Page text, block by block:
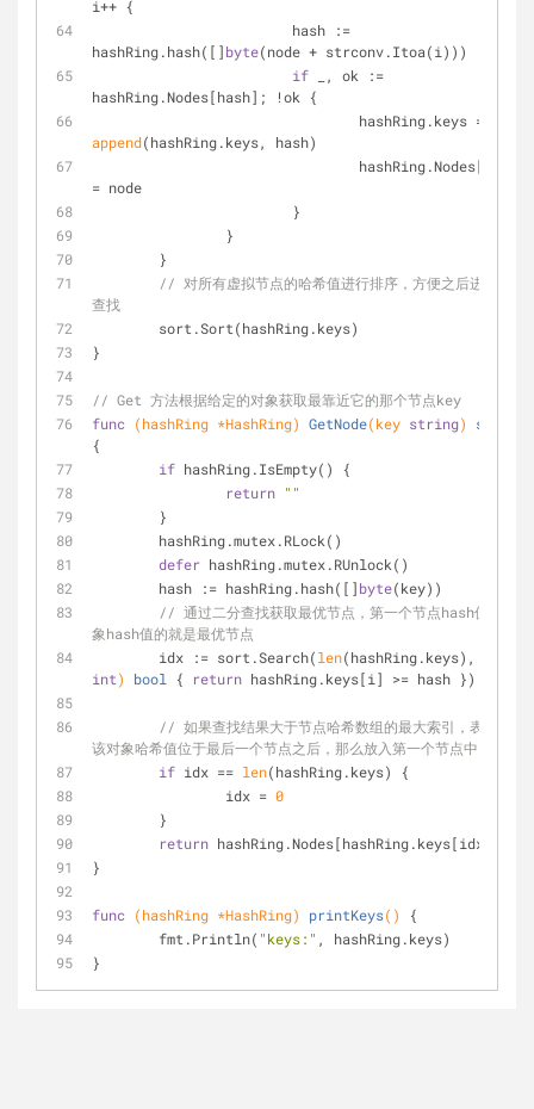
i++ {
hashRing.hash([]byte(node + strconv.Itoa(i)))
if _, ok :=
hashRing.Nodes[hash]; !ok {
append(hashRing.keys, hash)
= node
			}
		}
	}
// 对所有虚拟节点的哈希值进行排序，方便之后进行二分
查找
	sort.Sort(hashRing.keys)
}
// Get 方法根据给定的对象获取最靠近它的那个节点key
func (hashRing *HashRing) GetNode(key string)
string
{
if hashRing.IsEmpty() {
return ""
	}
	hashRing.mutex.RLock()
defer hashRing.mutex.RUnlock()
	hash := hashRing.hash([]
byte(key))
// 通过二分查找获取最优节点，第一个节点hash值大于对
象hash值的就是最优节点
	idx := sort.Search(
len(hashRing.keys),
int) bool { return hashRing.keys[i] >= hash })
// 如果查找结果大于节点哈希数组的最大索引，表示此时
该对象哈希值位于最后一个节点之后，那么放入第一个节点中
if idx == len(hashRing.keys) {
		idx =
0
	}
return hashRing.Nodes[hashRing.keys[idx]]
}
func (hashRing *HashRing) printKeys()
{
	fmt.Println(
"keys:" , hashRing.keys)
}